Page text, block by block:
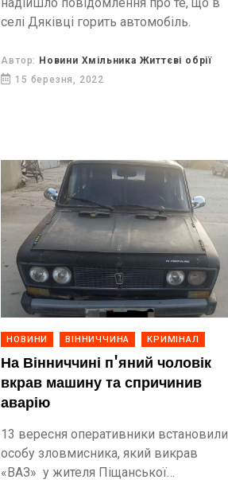
селі Дяківці горить автомобіль.
Автор: Новини Хмільника Життєві обрії
15 березня, 2022
НОВИНИ ВІННИЧЧИНА КРИМІНАЛ
На Вінниччині п'яний чоловік
вкрав машину та спричинив
аварію
13 вересня оперативники встановили
особу зловмисника, який викрав
«ВАЗ» у жителя Піщанської